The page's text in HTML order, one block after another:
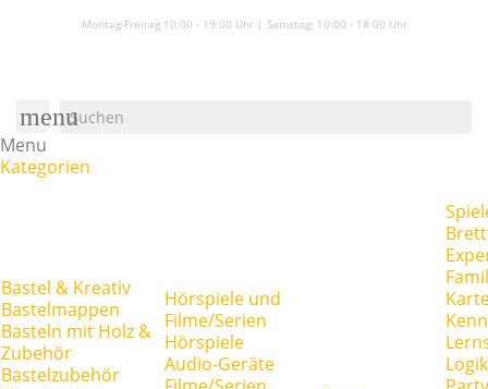
Montag-Freitag 10:00 - 19:00 Uhr | Samstag: 10:00 - 18:00 Uhr
menu
Menu
Kategorien
Bastel & Kreativ
Bastelmappen
Basteln mit Holz &
Zubehör
Bastelzubehör
Hörspiele und
Filme/Serien
Hörspiele
Audio-Geräte